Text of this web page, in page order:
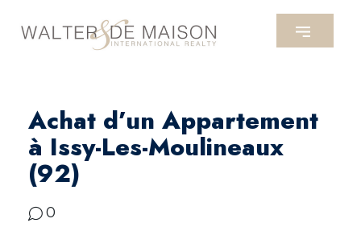
Achat d’un Appartement
à Issy-Les-Moulineaux
(92)
0